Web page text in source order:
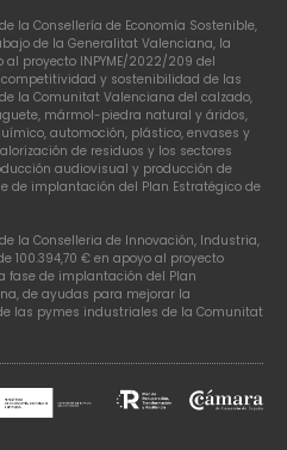
la Consellería de Economía Sostenible,
de la Generalitat Valenciana, la
al proyecto INPYME/2022/209 del
y sostenibilidad de las
la Comunitat Valenciana del calzado,
mármol-piedra natural y áridos,
automoción, plástico, envases y
de residuos y los sectores
audiovisual y producción de
de implantación del Plan Estratégico de
la Conselleria de Innovación, Industria,
100.394,70 € en apoyo al proyecto
fase de implantación del Plan
de ayudas para mejorar la
las pymes industriales de la Comunitat